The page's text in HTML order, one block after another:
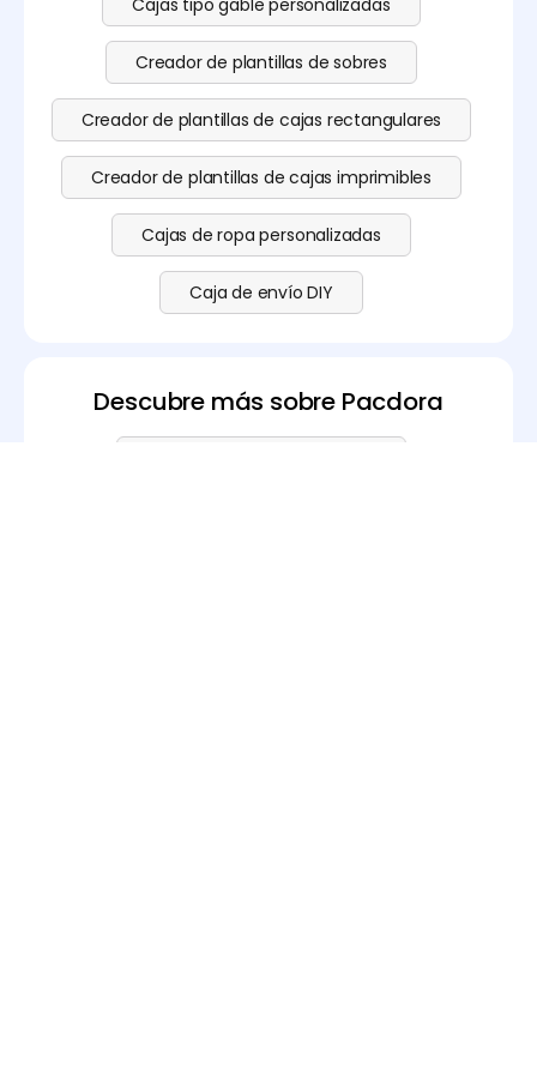
Creador de plantillas de sobres
Creador de plantillas de cajas rectangulares
Creador de plantillas de cajas imprimibles
Cajas de ropa personalizadas
Caja de envío DIY
Descubre más sobre Pacdora